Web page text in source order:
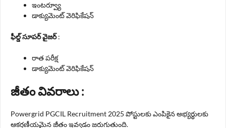
ఇంటర్వ్యూ
డాక్యుమెంట్ వెరిఫికేషన్
ఫీల్డ్ సూపర్ వైజర్:
రాత పరీక్ష
డాక్యుమెంట్ వెరిఫికేషన్
జీతం వివరాలు :
Powergrid PGCIL Recruitment 2025 పోస్టులకు ఎంపికైన అభ్యర్థులకు
ఆకర్షణీయమైన జీతం ఇవ్వడం జరుగుతుంది.